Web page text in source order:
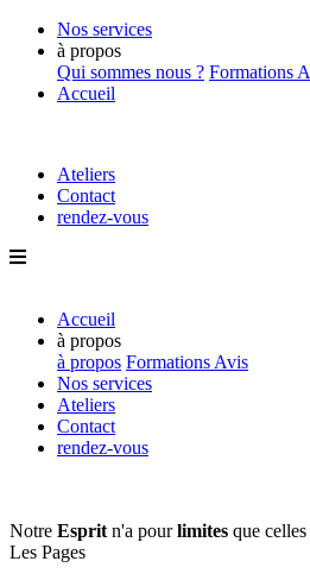
Nos services
à propos
Qui sommes nous ? Formations
Accueil
Ateliers
Contact
rendez-vous
Accueil
à propos
à propos Formations Avis
Nos services
Ateliers
Contact
rendez-vous
Notre Esprit n'a pourlimites que
Les Pages